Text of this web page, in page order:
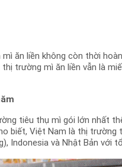
ăn liền không còn thời
trường mì ăn liền vẫn là
tiêu thụ mì gói lớn nhất
biết, Việt Nam là thị
Indonesia và Nhật Bản với